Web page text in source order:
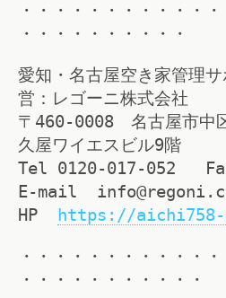
・・・・・・・・・・・
・・・・・・・・・・
愛知・名古屋空き家
営：レゴーニ株式会社
〒460-0008 名古屋市中
久屋ワイエスビル9階
Tel 0120-017-052
E-mail
HP
https://
・・・・・・・・・・・
・・・・・・・・・・・